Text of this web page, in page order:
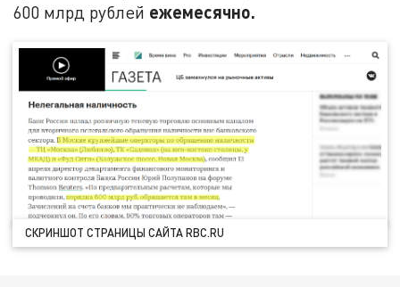
600 млрд рублей ежемесячно.
СКРИНШОТ СТРАНИЦЫ САЙТА RBC.RU